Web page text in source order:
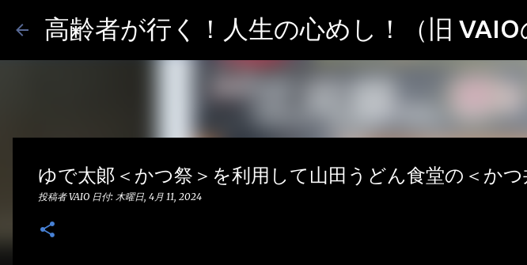
スキップしてメ
高齢者が行く！人生の心めし！（旧 VAIO
ゆで太郞＜かつ祭＞を利用して山田うどん食堂の＜か
投稿者VAIO 日付: 木曜日, 4月 11, 2024